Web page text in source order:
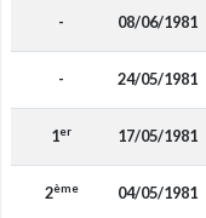
- 08/06/1981
- 24/05/1981
1er 17/05/1981
2ème 04/05/1981